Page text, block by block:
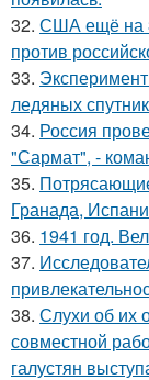
32. США ещё на
против
33.
ледяных
34. Россия
"Сармат", -
35.
Гранада,
36. 1941 год.
37.
38. Слухи об их
совместной
галустян